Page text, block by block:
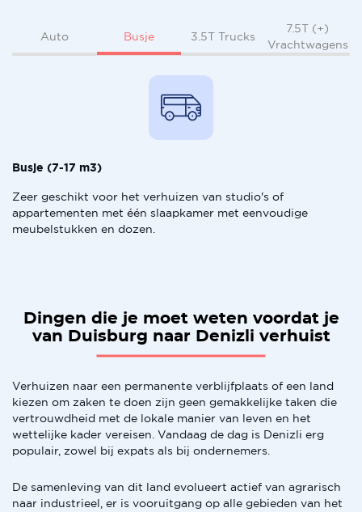
Auto Busje 3.5T Trucks
7.5T (+)
Vrachtwagens
Busje (7-17 m3)
Zeer geschikt voor het verhuizen van studio's of
appartementen met één slaapkamer met eenvoudige
meubelstukken en dozen.
Dingen die je moet weten voordat je
van Duisburg naar Denizli verhuist
Verhuizen naar een permanente verblijfplaats of een land
kiezen om zaken te doen zijn geen gemakkelijke taken die
vertrouwdheid met de lokale manier van leven en het
wettelijke kader vereisen. Vandaag de dag is Denizli erg
populair, zowel bij expats als bij ondernemers.
De samenleving van dit land evolueert actief van agrarisch
naar industrieel, er is vooruitgang op alle gebieden van het